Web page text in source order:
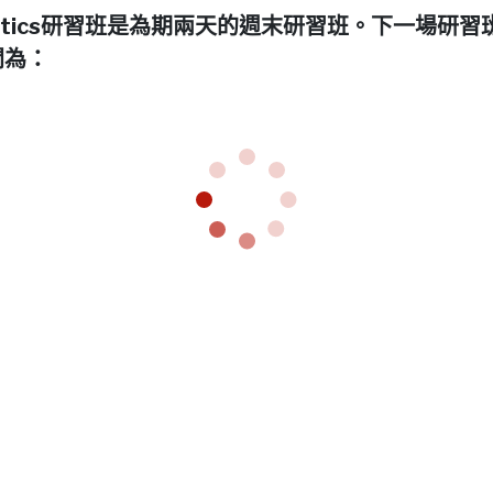
研習班是為期兩天的週末研習班。下一場研習
：